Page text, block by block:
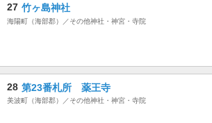
27 竹ヶ島神社
海陽町（海部郡）／その他神社・神宮・寺院
28 第23番札所 薬王寺
美波町（海部郡）／その他神社・神宮・寺院